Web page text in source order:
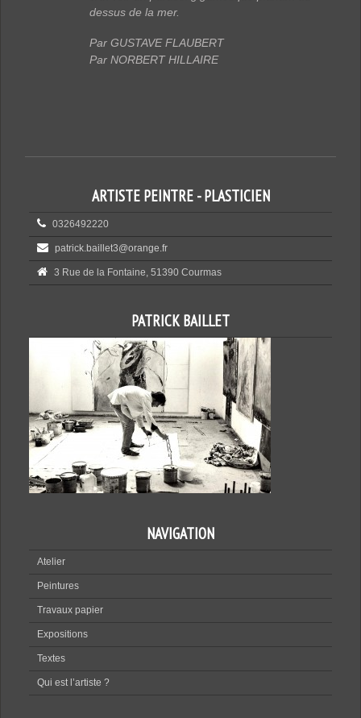
dessus de la mer.
Par GUSTAVE FLAUBERT
Par NORBERT HILLAIRE
ARTISTE PEINTRE - PLASTICIEN
0326492220
patrick.baillet3@orange.fr
3 Rue de la Fontaine, 51390 Courmas
PATRICK BAILLET
NAVIGATION
Atelier
Peintures
Travaux papier
Expositions
Textes
Qui est l’artiste ?